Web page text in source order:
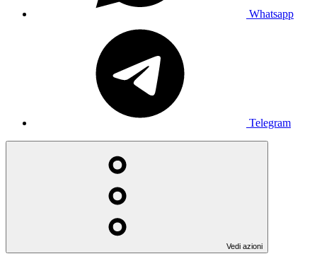
Whatsapp
Telegram
Vedi azioni